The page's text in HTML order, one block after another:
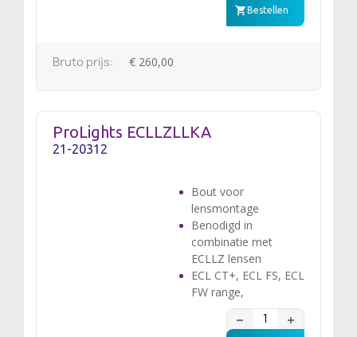
Bestellen
Bruto prijs: € 260,00
ProLights ECLLZLLKA
21-20312
Bout voor
lensmontage
Benodigd in
combinatie met
ECLLZ lensen
ECL CT+, ECL FS, ECL
FW range,